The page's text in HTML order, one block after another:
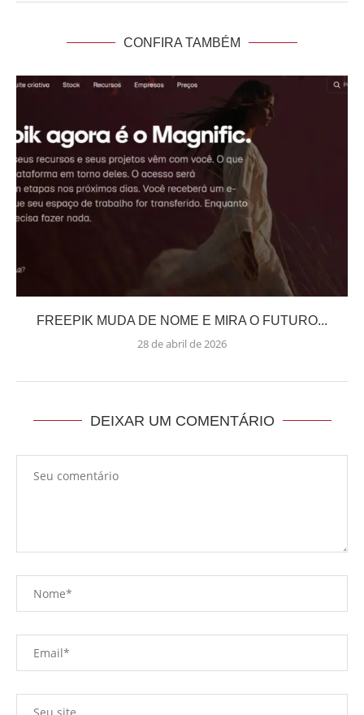
CONFIRA TAMBÉM
FREEPIK MUDA DE NOME E MIRA O FUTURO...
28 de abril de 2026
DEIXAR UM COMENTÁRIO